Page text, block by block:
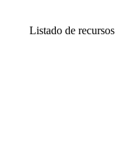
Listado de